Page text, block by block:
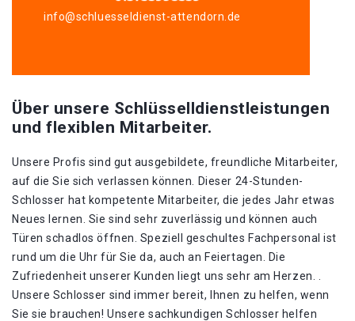
info@schluesseldienst-attendorn.de
Über unsere Schlüsselldienstleistungen
und flexiblen Mitarbeiter.
Unsere Profis sind gut ausgebildete, freundliche Mitarbeiter,
auf die Sie sich verlassen können. Dieser 24-Stunden-
Schlosser hat kompetente Mitarbeiter, die jedes Jahr etwas
Neues lernen. Sie sind sehr zuverlässig und können auch
Türen schadlos öffnen. Speziell geschultes Fachpersonal ist
rund um die Uhr für Sie da, auch an Feiertagen. Die
Zufriedenheit unserer Kunden liegt uns sehr am Herzen. .
Unsere Schlosser sind immer bereit, Ihnen zu helfen, wenn
Sie sie brauchen! Unsere sachkundigen Schlosser helfen